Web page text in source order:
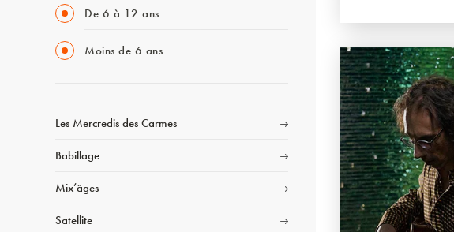
De 6 à 12 ans
Moins de 6 ans
Les Mercredis des Carmes
Babillage
Mix’âges
Satellite